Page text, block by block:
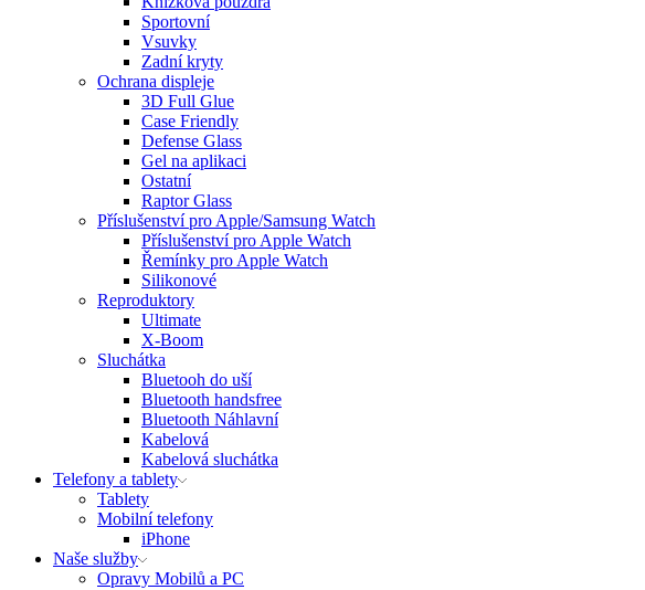
Sportovní
Vsuvky
Zadní kryty
Ochrana displeje
3D Full Glue
Case Friendly
Defense Glass
Gel na aplikaci
Ostatní
Raptor Glass
Příslušenství pro Apple/Samsung Watch
Příslušenství pro Apple Watch
Řemínky pro Apple Watch
Silikonové
Reproduktory
Ultimate
X-Boom
Sluchátka
Bluetooh do uší
Bluetooth handsfree
Bluetooth Náhlavní
Kabelová
Kabelová sluchátka
Telefony a tablety
Tablety
Mobilní telefony
iPhone
Naše služby
Opravy Mobilů a PC